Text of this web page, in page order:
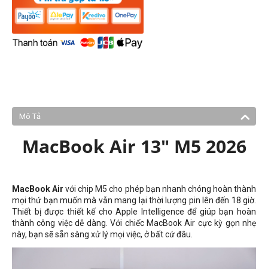
Mô Tả
MacBook Air 13" M5 2026
MacBook Air với chip M5 cho phép bạn nhanh chóng hoàn thành
mọi thứ bạn muốn mà vẫn mang lại thời lượng pin lên đến 18 giờ.
Thiết bị được thiết kế cho Apple Intelligence để giúp bạn hoàn
thành công việc dễ dàng. Với chiếc MacBook Air cực kỳ gọn nhẹ
này, bạn sẽ sẵn sàng xử lý mọi việc, ở bất cứ đâu.